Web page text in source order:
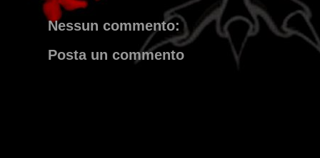
Nessun commento:
Posta un commento